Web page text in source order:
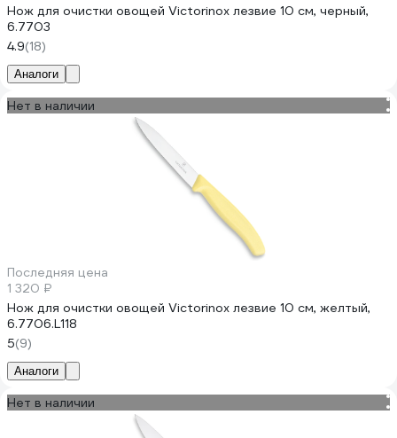
Нож для очистки овощей Victorinox лезвие 10 см, черный,
6.7703
4.9(18)
Аналоги
Нет в наличии
Последняя цена
1 320 ₽
Нож для очистки овощей Victorinox лезвие 10 см, желтый,
6.7706.L118
5(9)
Аналоги
Нет в наличии